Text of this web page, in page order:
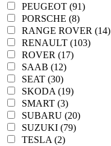
PEUGEOT (91)
PORSCHE (8)
RANGE ROVER (14)
RENAULT (103)
ROVER (17)
SAAB (12)
SEAT (30)
SKODA (19)
SMART (3)
SUBARU (20)
SUZUKI (79)
TESLA (2)